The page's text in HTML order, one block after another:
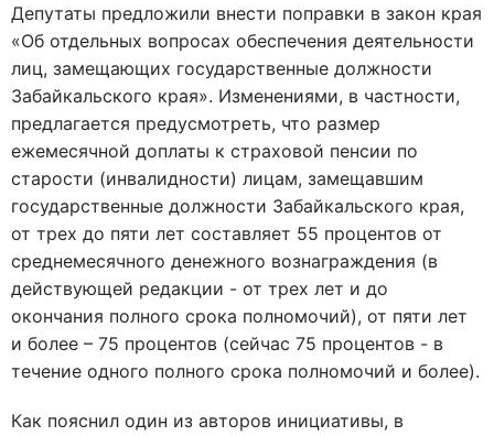
Депутаты предложили внести поправки в закон края
«Об отдельных вопросах обеспечения деятельности
лиц, замещающих государственные должности
Забайкальского края». Изменениями, в частности,
предлагается предусмотреть, что размер
ежемесячной доплаты к страховой пенсии по
старости (инвалидности) лицам, замещавшим
государственные должности Забайкальского края,
от трех до пяти лет составляет 55 процентов от
среднемесячного денежного вознаграждения (в
действующей редакции - от трех лет и до
окончания полного срока полномочий), от пяти лет
и более – 75 процентов (сейчас 75 процентов - в
течение одного полного срока полномочий и более).
Как пояснил один из авторов инициативы, в